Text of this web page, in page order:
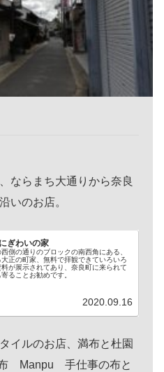
ならまち大通りから奈良
いのお店。
ぎわいの家
側の通りのブロックの南西角にある、
大正の町家、無料で拝観できていろいろ
が展示されてあり、奈良町に来られて
ることお勧めです。
2020.09.16
イルのお店、満布と杜園
Manpu 手仕事の布と